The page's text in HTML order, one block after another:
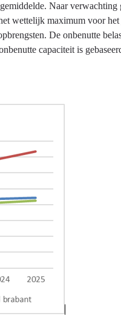
Naar
wettelijk maximum voor
De onbenutte
capaciteit is